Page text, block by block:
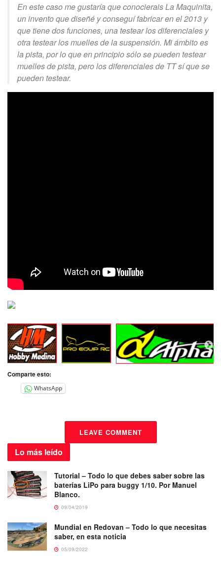
En este caso me gustaría que conocierais La Maquinita,
un invento que diseñé y conseguí fabricar en el 2013 y
que tiene dos funciones, una testear los diferenciales y
otra testear los muelles de la suspensión. Mi ámbito es
la pista, por lo que en principio sólo se pueden testear
muelles de pista, pero los diferenciales de TT sí que se
pueden testear.
Comparte esto:
WhatsApp
LEAVE COMMENT
Lo más leído
Tutorial – Todo lo que debes saber sobre las
baterías LiPo para buggy 1/10. Por Manuel
Blanco.
09/04/2019
Mundial en Redovan – Todo lo que necesitas
saber, en esta noticia
05/09/2022